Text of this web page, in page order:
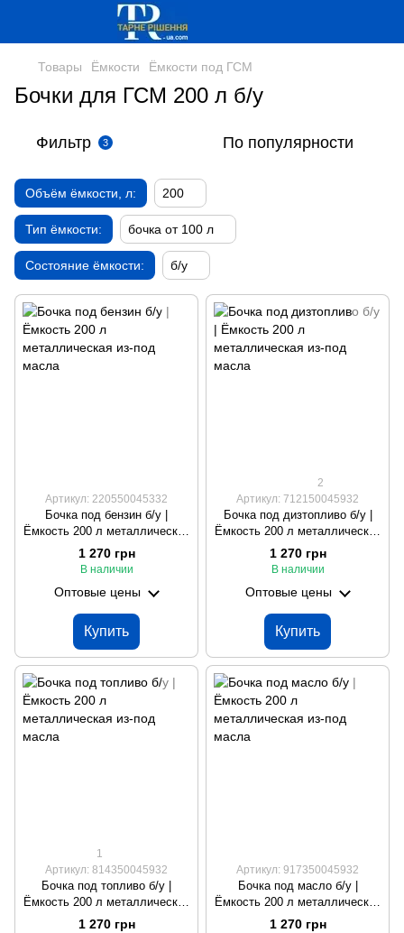
Товары Ёмкости Ёмкости под ГСМ
Бочки для ГСМ 200 л б/у
Фильтр 3 По популярности
Объём ёмкости, л: 200
Тип ёмкости: бочка от 100 л
Состояние ёмкости: б/у
Артикул: 220550045332
Бочка под бензин б/у |
Ёмкость 200 л металлическая
из-под масла
1 270 грн
В наличии
Оптовые цены
Купить
2
Артикул: 712150045932
Бочка под дизтопливо б/у |
Ёмкость 200 л металлическая
из-под масла
1 270 грн
В наличии
Оптовые цены
Купить
1
Артикул: 814350045932
Бочка под топливо б/у |
Ёмкость 200 л металлическая
из-под масла
1 270 грн
Артикул: 917350045932
Бочка под масло б/у |
Ёмкость 200 л металлическая
из-под масла
1 270 грн